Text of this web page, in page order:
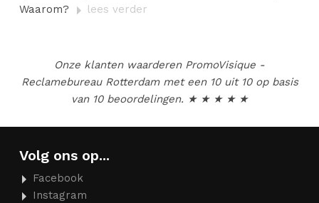
Waarom?
lees verder
Onze klanten waarderen PromoVisique -
Reclamebureau Rotterdammet een 10uit 10op basis
van 10beoordelingen. ★ ★ ★ ★ ★
Volg ons op...
Facebook
Instagram